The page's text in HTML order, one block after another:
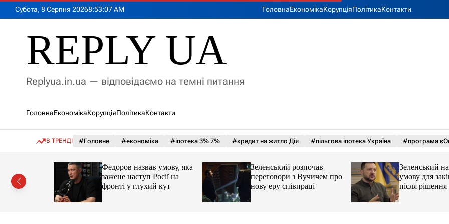
Субота, 8 Серпня 20268:53:09AM ГоловнаЕкономікаКорупціяПолітикаКонтакти
REPLY UA
Replyua.in.ua — відповідаємо на темні питання
ГоловнаЕкономікаКорупціяПолітикаКонтакти
В ТРЕНДІ #Головне #економіка #іпотека 3% 7% #кредит на житло Дія #пільгова іпотека Україна #програма
Федоров назвав умову, яка
зажене наступ Росії на
фронті у глухий кут
Зеленський розпочав
переговори з Вучичем про
нову еру співпраці
Зеленський
умову для
після рішення